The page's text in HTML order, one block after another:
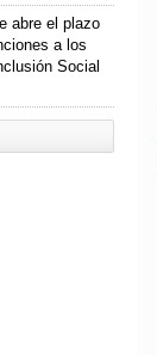
abre el plazo
a los
Social